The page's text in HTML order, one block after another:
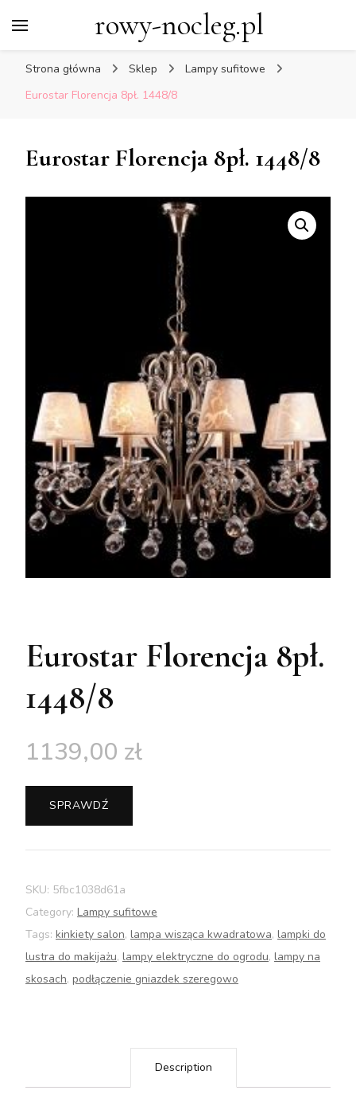
rowy-nocleg.pl
Strona główna Sklep
Lampy sufitowe
Eurostar Florencja 8pł. 1448/8
Eurostar Florencja 8pł. 1448/8
Eurostar Florencja 8pł.
1448/8
1139,00 zł
SPRAWDŹ
SKU: 5fbc1038d61a
Category: Lampy sufitowe
Tags: kinkiety salon, lampa wisząca kwadratowa, lampki do
lustra do makijażu, lampy elektryczne do ogrodu, lampy na
skosach, podłączenie gniazdek szeregowo
Description